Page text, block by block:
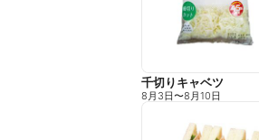
千切りキャベツ
8月3日〜8月10日